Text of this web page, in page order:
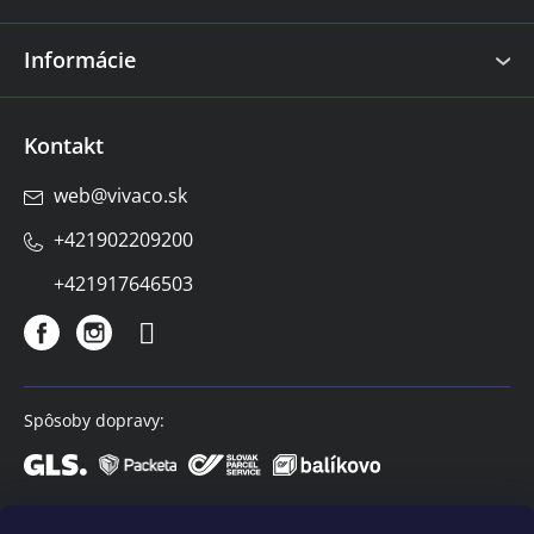
Informácie
Kontakt
web@vivaco.sk
+421902209200
+421917646503
Spôsoby dopravy: